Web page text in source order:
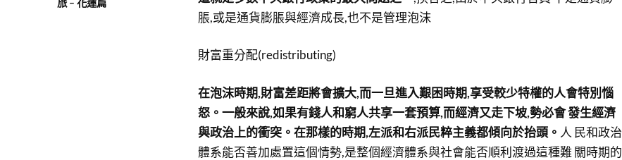
旅 – 花蓮篇
脹,或是通貨膨脹與經濟成長,也不是管理泡沫
財富重分配(redistributing)
在泡沫時期,財富差距將會擴大,而一旦進入艱困時期,享受較少特權的人會特別惱
怒。一般來說,如果有錢人和窮人共享一套預算,而經濟又走下坡,勢必會 發生經濟
與政治上的衝突。在那樣的時期,左派和右派民粹主義都傾向於抬頭。 人 民和政治
體系能否善加處置這個情勢,是整個經濟體系與社會能否順利渡過這種難 關時期的